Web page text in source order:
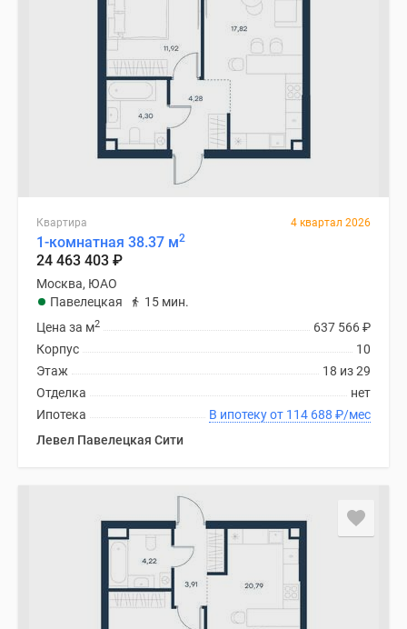
Квартира 4 квартал 2026
1-комнатная 38.37 м2
24 463 403 ₽
Москва, ЮАО
Павелецкая
15 мин.
637 566₽
Цена за м2
10
Корпус
18 из 29
Этаж
нет
Отделка
В ипотеку от 114 688 ₽/мес
Ипотека
Левел Павелецкая Сити